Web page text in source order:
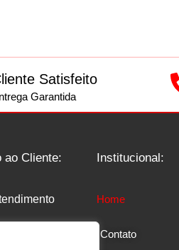
Satisfeito
Garantida
ao Cliente:
a Segunda 07
Institucional:
Home
Contato